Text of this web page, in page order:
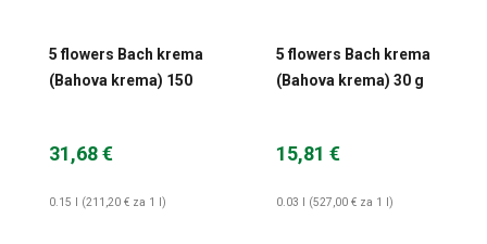
5 flowers Bach krema
(Bahova krema) 150
31,68 €
0.15 l (211,20 € za 1 l)
5 flowers Bach krema
(Bahova krema) 30 g
15,81 €
0.03 l (527,00 € za 1 l)